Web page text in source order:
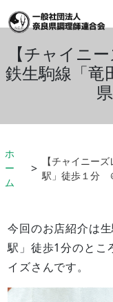
【チャイニ
鉄生駒線「
ホ
ー
ム
【チャイニー
駅」徒歩１分
今回のお店紹介は
駅」徒歩1分のとこ
イズさんです。